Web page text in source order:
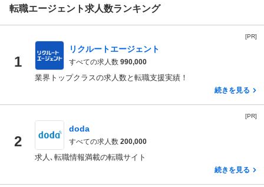
転職エージェント求人数ランキング
[PR]
1
リクルートエージェント
すべての求人数 990,000
業界トップクラスの求人数と転職支援実績！
続きを見る
[PR]
2
doda
すべての求人数 200,000
求人､転職情報満載の転職サイト
続きを見る